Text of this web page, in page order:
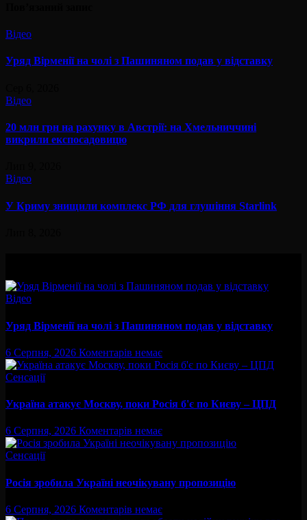
Відео
Уряд Вірменії на чолі з Пашиняном подав у відставку
Відео
20 млн грн на рахунку в Австрії: на Хмельниччині
викрили експосадовицю
Відео
У Криму знищили комплекс РФ для глушіння Starlink
Відео
Уряд Вірменії на чолі з Пашиняном подав у відставку
6 Серпня, 2026 Коментарів немає
Сенсації
Україна атакує Москву, поки Росія б'є по Києву – ЦПД
6 Серпня, 2026 Коментарів немає
Сенсації
Росія зробила Україні неочікувану пропозицію
6 Серпня, 2026 Коментарів немає